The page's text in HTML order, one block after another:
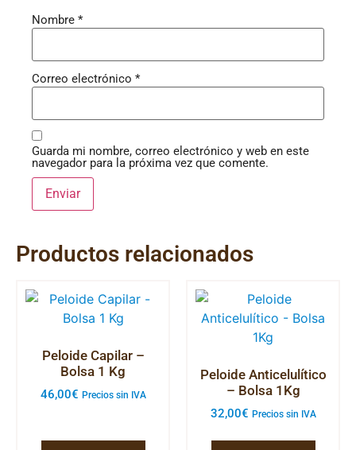
Nombre *
Correo electrónico *
Guarda mi nombre, correo electrónico y web en este
navegador para la próxima vez que comente.
Productos relacionados
Peloide Capilar –
Bolsa 1 Kg
46,00€ Precios sin IVA
Peloide Anticelulítico
– Bolsa 1Kg
32,00€ Precios sin IVA